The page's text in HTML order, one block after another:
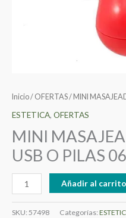
Inicio/ OFERTAS/ MINI
ESTETICA, OFERTAS
MINI
USB O PILAS
Añadir al carrito
SKU: 57498 Categorías: